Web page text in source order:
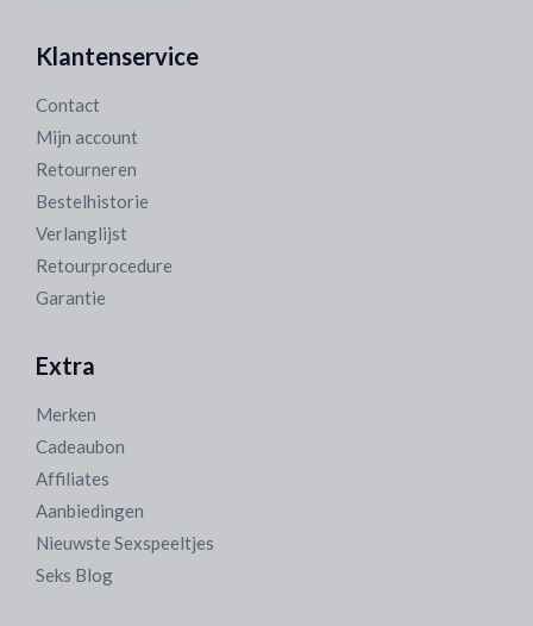
Klantenservice
Contact
Mijn account
Retourneren
Bestelhistorie
Verlanglijst
Retourprocedure
Garantie
Extra
Merken
Cadeaubon
Affiliates
Aanbiedingen
Nieuwste Sexspeeltjes
Seks Blog